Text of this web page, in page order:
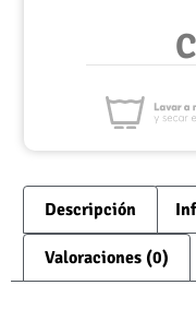
Descripción
Valoraciones (0)